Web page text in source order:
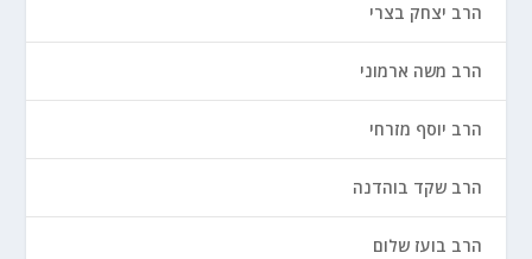
הרב יצחק בצרי
הרב משה ארמוני
הרב יוסף מזרחי
הרב שקד בוהדנה
הרב בועז שלום